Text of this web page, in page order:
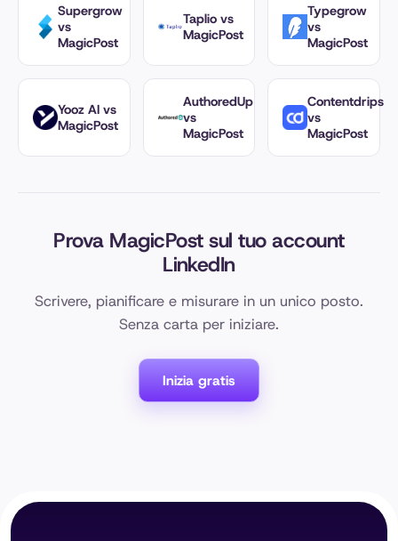
Supergrow
vs
MagicPost
Taplio vs
MagicPost
Typegrow
vs
MagicPost
Yooz AI vs
MagicPost
AuthoredUp
vs
MagicPost
Contentdrips
vs
MagicPost
Prova MagicPost sul tuo account
LinkedIn
Scrivere, pianificare e misurare in un unico posto.
Senza carta per iniziare.
Inizia gratis